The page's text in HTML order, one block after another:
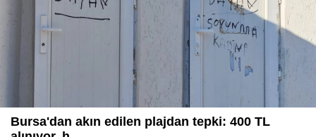
Bursa'dan akın edilen plajdan tepki: 400 TL